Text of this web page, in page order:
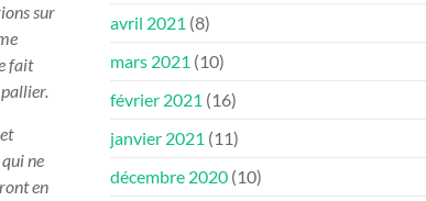
sur
fait
ne
en
avril 2021 (8)
mars 2021 (10)
février 2021 (16)
janvier 2021 (11)
décembre 2020 (10)